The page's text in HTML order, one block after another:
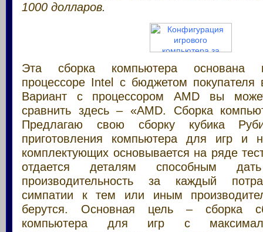
1000 долларов.
Эта сборка компьютера основана
процессоре Intel с бюджетом
Вариант с процессором AMD вы
сравнить здесь – «AMD. Сборка
Предлагаю свою сборку кубика
приготовления компьютера для игр и
комплектующих основывается на ряде
отдается деталям способным
производительность за каждый
симпатии к тем или иным
берутся. Основная цель – сборка
компьютера для игр с